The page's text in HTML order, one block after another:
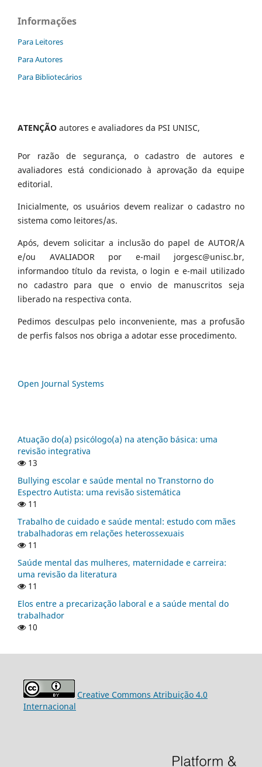
Informações
Para Leitores
Para Autores
Para Bibliotecários
ATENÇÃO autores e avaliadores da PSI UNISC,
Por razão de segurança, o cadastro de autores e
avaliadores está condicionado à aprovação da equipe
editorial.
Inicialmente, os usuários devem realizar o cadastro no
sistema como leitores/as.
Após, devem solicitar a inclusão do papel de AUTOR/A
e/ou AVALIADOR por e-mail jorgesc@unisc.br,
informandoo título da revista, o login e e-mail utilizado
no cadastro para que o envio de manuscritos seja
liberado na respectiva conta.
Pedimos desculpas pelo inconveniente, mas a profusão
de perfis falsos nos obriga a adotar esse procedimento.
Open Journal Systems
Atuação do(a) psicólogo(a) na atenção básica: uma
revisão integrativa
13
Bullying escolar e saúde mental no Transtorno do
Espectro Autista: uma revisão sistemática
11
Trabalho de cuidado e saúde mental: estudo com mães
trabalhadoras em relações heterossexuais
11
Saúde mental das mulheres, maternidade e carreira:
uma revisão da literatura
11
Elos entre a precarização laboral e a saúde mental do
trabalhador
10
Creative Commons Atribuição 4.0
Internacional